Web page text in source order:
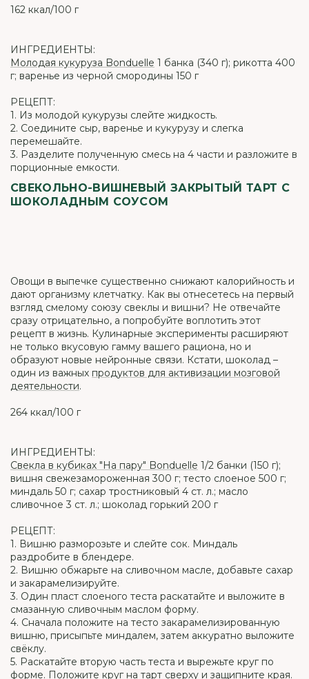
162 ккал/100 г
ИНГРЕДИЕНТЫ:
Молодая кукуруза Bonduelle 1 банка (340 г); рикотта 400
г; варенье из черной смородины 150 г
РЕЦЕПТ:
1. Из молодой кукурузы слейте жидкость.
2. Соедините сыр, варенье и кукурузу и слегка
перемешайте.
3. Разделите полученную смесь на 4 части и разложите в
порционные емкости.
СВЕКОЛЬНО-ВИШНЕВЫЙ ЗАКРЫТЫЙ ТАРТ С
ШОКОЛАДНЫМ СОУСОМ
Овощи в выпечке существенно снижают калорийность и
дают организму клетчатку. Как вы отнесетесь на первый
взгляд смелому союзу свеклы и вишни? Не отвечайте
сразу отрицательно, а попробуйте воплотить этот
рецепт в жизнь. Кулинарные эксперименты расширяют
не только вкусовую гамму вашего рациона, но и
образуют новые нейронные связи. Кстати, шоколад –
один из важных продуктов для активизации мозговой
деятельности.
264 ккал/100 г
ИНГРЕДИЕНТЫ:
Свекла в кубиках "На пару" Bonduelle 1/2 банки (150 г);
вишня свежезамороженная 300 г; тесто слоеное 500 г;
миндаль 50 г; сахар тростниковый 4 ст. л.; масло
сливочное 3 ст. л.; шоколад горький 200 г
РЕЦЕПТ:
1. Вишню разморозьте и слейте сок. Миндаль
раздробите в блендере.
2. Вишню обжарьте на сливочном масле, добавьте сахар
и закарамелизируйте.
3. Один пласт слоеного теста раскатайте и выложите в
смазанную сливочным маслом форму.
4. Сначала положите на тесто закарамелизированную
вишню, присыпьте миндалем, затем аккуратно выложите
свёклу.
5. Раскатайте вторую часть теста и вырежьте круг по
форме. Положите круг на тарт сверху и защипните края.